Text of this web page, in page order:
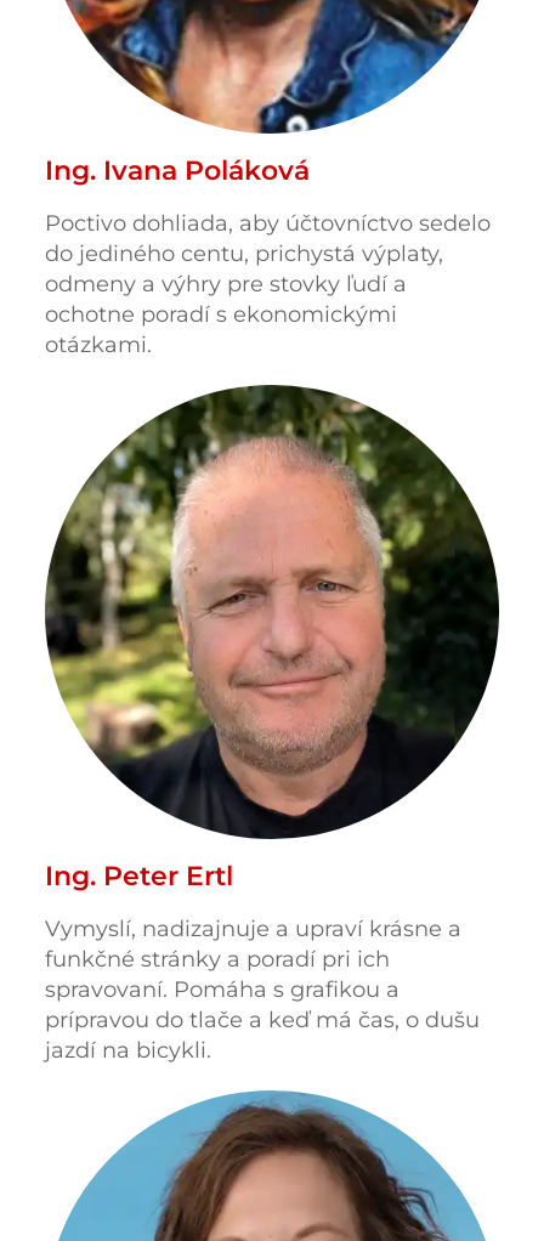
Ing. Ivana Poláková
Poctivo dohliada, aby účtovníctvo sedelo
do jediného centu, prichystá výplaty,
odmeny a výhry pre stovky ľudí a
ochotne poradí s ekonomickými
otázkami.
Ing. Peter Ertl
Vymyslí, nadizajnuje a upraví krásne a
funkčné stránky a poradí pri ich
spravovaní. Pomáha s grafikou a
prípravou do tlače a keď má čas, o dušu
jazdí na bicykli.